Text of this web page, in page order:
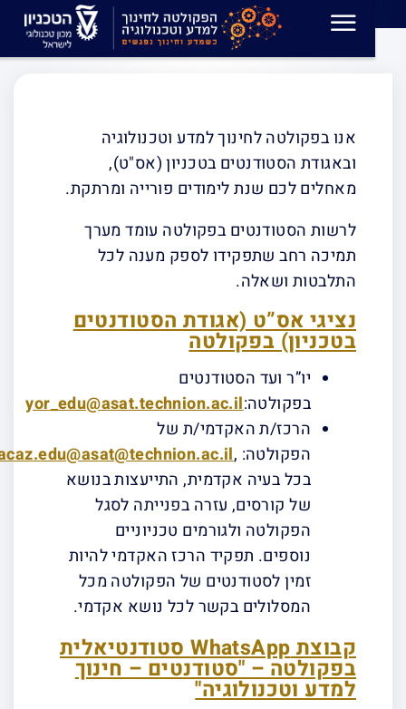
דף הסטודנטים להסמכה
אנו בפקולטה לחינוך למדע וטכנולוגיה
ובאגודת הסטודנטים בטכניון (אס"ט),
מאחלים לכם שנת לימודים פורייה ומרתקת.
לרשות הסטודנטים בפקולטה עומד מערך
תמיכה רחב שתפקידו לספק מענה לכל
התלבטות ושאלה.
נציגי אס”ט (אגודת הסטודנטים
בטכניון) בפקולטה
יו”ר ועד הסטודנטים
בפקולטה:yor_edu@asat.technion.ac.il
הרכז/ת האקדמי/ת של
הפקולטה: ,racaz.edu@asat@technion.ac.ilפנו
בכל בעיה אקדמית, התייעצות בנושא
של קורסים, עזרה בפנייתה לסגל
הפקולטה ולגורמים טכניוניים
נוספים. תפקיד הרכז האקדמי להיות
זמין לסטודנטים של הפקולטה מכל
המסלולים בקשר לכל נושא אקדמי.
קבוצתWhatsAppסטודנטיאלית
בפקולטה – "סטודנטים – חינוך
למדע וטכנולוגיה"